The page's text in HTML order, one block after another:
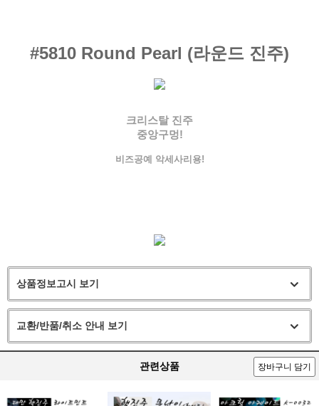
#5810 Round Pearl (라운드 진주)
크리스탈 진주
중앙구멍!
비즈공예 악세사리용!
상품정보고시 보기
교환/반품/취소 안내 보기
관련상품 장바구니 담기